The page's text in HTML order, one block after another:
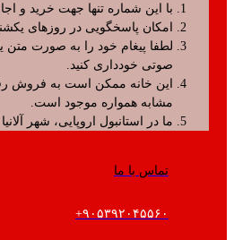
با این شماره تنها جهت خرید و اجاره ملک
امکان پاسخگویی در روزهای یکشنبه وجود
لطفا پیغام خود را به صورت متن یا پیام
صوتی خودداری کنید.
این خانه ممکن است به فروش رفته و یا
مشابه همواره موجود است.
ما در استانبول اروپایی، شهر آلانیا و آنتالیا
تماس با ما
۹۰۵۳۹۲۰۴۵۵۶۰+